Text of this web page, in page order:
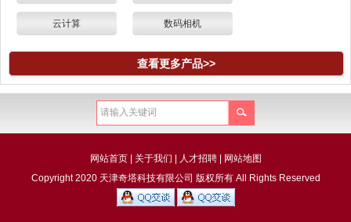
云计算 数码相机
查看更多产品>>
网站首页| 关于我们 人才招聘|
网站地图
Copyright 2020 天津奇塔科技有限公司 版权所有 All Rights Reserved